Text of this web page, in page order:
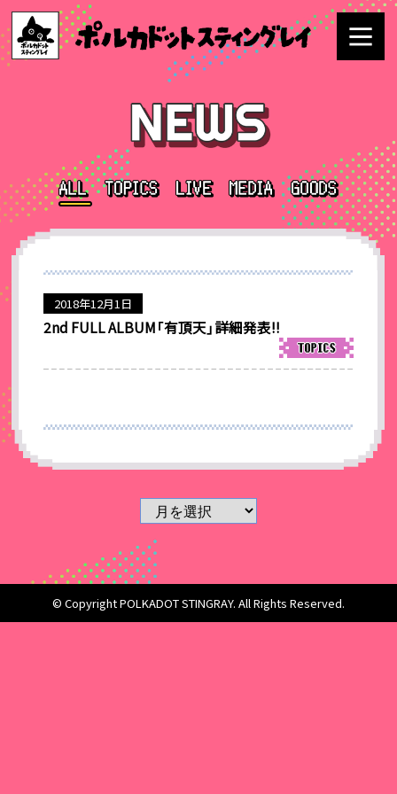
2018年12月1日
2nd FULL ALBUM「有頂天」詳細発表!!
© Copyright POLKADOT STINGRAY. All Rights Reserved.